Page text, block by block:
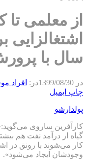
از معلمی تا
سال با
در 1399/08/30در: افراد
چاپ ایمیل
پولدارشو
کارآفرین ساروی
گیاه از درآمد نفت هم
کار می‌شوند با رونق در
وجودشان ایجاد می‌شود».